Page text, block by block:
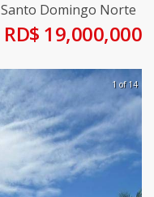
Santo Domingo Norte
RD$ 19,000,000
1 of 14